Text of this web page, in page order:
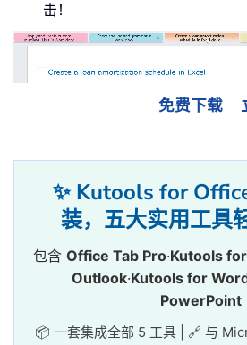
击！
免费下载
✨ Kutools for
装，五大实用工具
包含 Office Tab Pro·Kutools
Outlook·Kutools for
PowerPoint
📦 一套集成全部 5 工具 | 🔗 与